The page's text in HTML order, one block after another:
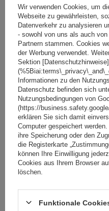
Signo Dachträger sind
erste Dachträgerhersteller,
implementiert hat . Diese
reduziert die vom
Geräusche. Der
freigelegt, sodass
Fahrradhalter problemlos
Wir verwenden Cookies, um
Webseite zu gewährleisten,
Datenverkehr zu analysieren
- sowohl von uns als auch
Partnern stammen. Cookies
der Werbung verwendet.
Sektion [Datenschutzhinweise]
Informationen zu den
Datenschutz befinden sich
Nutzungsbedingungen von
(https://
erklären Sie sich damit
Computer gespeichert
ihre Speicherung oder den
die Registerkarte
können Ihre Einwilligung
Cookies aus Ihrem Browser
löschen.
Funktionale